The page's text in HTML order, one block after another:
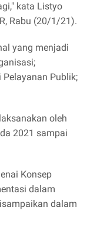
kata Listyo
Rabu (20/1/21).
yang menjadi
Publik;
oleh
2021 sampai
Konsep
dalam
dalam